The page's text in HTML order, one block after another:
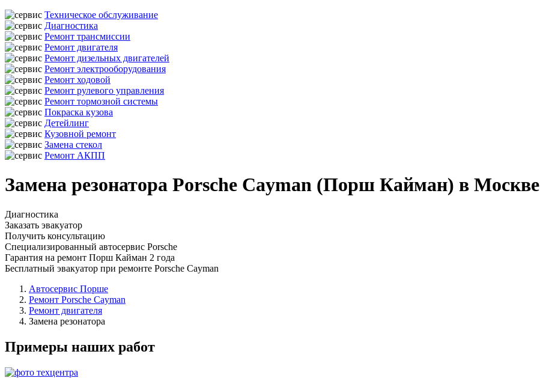
Техническое обслуживание
Диагностика
Ремонт трансмиссии
Ремонт двигателя
Ремонт дизельных двигателей
Ремонт электрооборудования
Ремонт ходовой
Ремонт рулевого управления
Ремонт тормозной системы
Покраска кузова
Детейлинг
Кузовной ремонт
Замена стекол
Ремонт АКПП
Замена резонатора Porsche Cayman (Порш Кайман) в Москве
Диагностика
Заказать эвакуатор
Получить консультацию
Специализированный автосервис Porsche
Гарантия на ремонт Порш Кайман 2 года
Бесплатный эвакуатор при ремонте Porsche Cayman
Автосервис Порше
Ремонт Porsche Cayman
Ремонт двигателя
Замена резонатора
Примеры наших работ